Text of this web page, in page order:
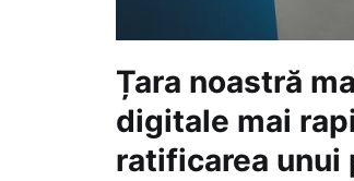
Țara noastră
digitale mai
ratificarea unui